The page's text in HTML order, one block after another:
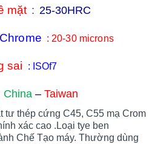
mặt : 25-30HRC
: 20-30 microns
sai : ISOf7
China – Taiwan
tư thép cứng C45, C55 mạ Crom
xác cao .Loại tye ben
Chế Tạo máy. Thường dùng